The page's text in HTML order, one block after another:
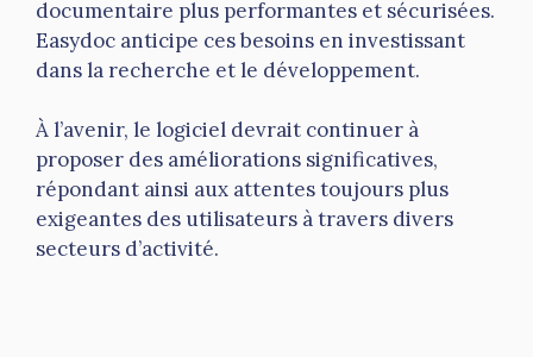
documentaire plus performantes et sécurisées.
Easydoc anticipe ces besoins en investissant
dans la recherche et le développement.
À l’avenir, le logiciel devrait continuer à
proposer des améliorations significatives,
répondant ainsi aux attentes toujours plus
exigeantes des utilisateurs à travers divers
secteurs d’activité.